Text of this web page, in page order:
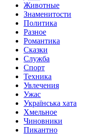
Животные
Знаменитости
Политика
Разное
Романтика
Сказки
Служба
Спорт
Техника
Увлечения
Ужас
Українська хата
Хмельное
Чиновники
Пикантно